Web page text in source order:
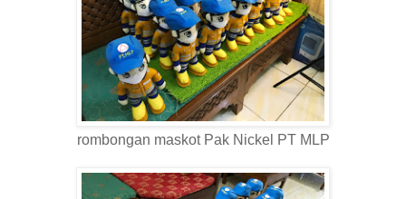
rombongan maskot Pak Nickel PT MLP